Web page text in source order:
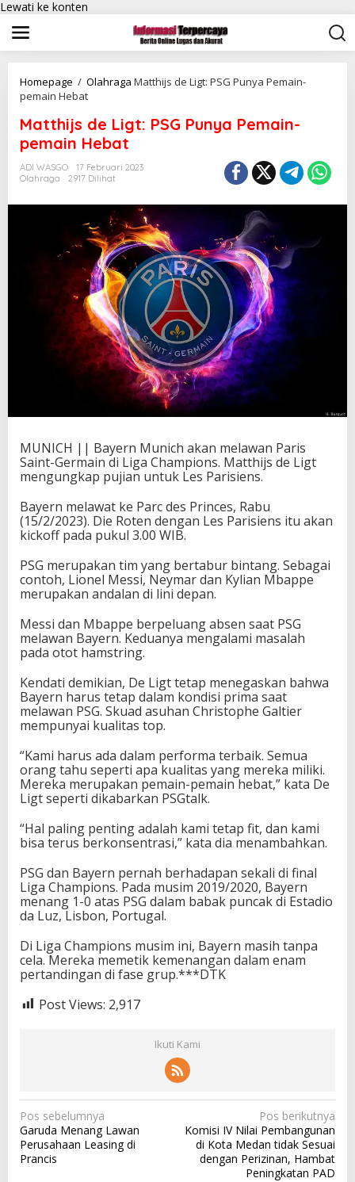
Lewati ke konten
Homepage / Olahraga Matthijs de Ligt: PSG Punya Pemain-
pemain Hebat
Matthijs de Ligt: PSG Punya Pemain-
pemain Hebat
ADI WASGO
17 Februari 2023
Olahraga
2917 Dilihat
MUNICH || Bayern Munich akan melawan Paris
Saint-Germain di Liga Champions. Matthijs de Ligt
mengungkap pujian untuk Les Parisiens.
Bayern melawat ke Parc des Princes, Rabu
(15/2/2023). Die Roten dengan Les Parisiens itu akan
kickoff pada pukul 3.00 WIB.
PSG merupakan tim yang bertabur bintang. Sebagai
contoh, Lionel Messi, Neymar dan Kylian Mbappe
merupakan andalan di lini depan.
Messi dan Mbappe berpeluang absen saat PSG
melawan Bayern. Keduanya mengalami masalah
pada otot hamstring.
Kendati demikian, De Ligt tetap menegaskan bahwa
Bayern harus tetap dalam kondisi prima saat
melawan PSG. Skuad asuhan Christophe Galtier
mempunyai kualitas top.
“Kami harus ada dalam performa terbaik. Semua
orang tahu seperti apa kualitas yang mereka miliki.
Mereka merupakan pemain-pemain hebat,” kata De
Ligt seperti dikabarkan PSGtalk.
“Hal paling penting adalah kami tetap fit, dan kami
bisa terus berkonsentrasi,” kata dia menambahkan.
PSG dan Bayern pernah berhadapan sekali di final
Liga Champions. Pada musim 2019/2020, Bayern
menang 1-0 atas PSG dalam babak puncak di Estadio
da Luz, Lisbon, Portugal.
Di Liga Champions musim ini, Bayern masih tanpa
cela. Mereka memetik kemenangan dalam enam
pertandingan di fase grup.***DTK
Post Views: 2,917
Ikuti Kami
N
a
v
Pos sebelumnya
Garuda Menang Lawan
Perusahaan Leasing di
Prancis
Pos berikutnya
Komisi IV Nilai Pembangunan
di Kota Medan tidak Sesuai
dengan Perizinan, Hambat
Peningkatan PAD